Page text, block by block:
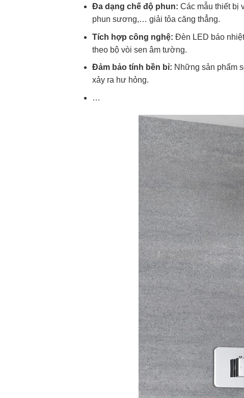
Đa dạng chế độ phun: Các mẫu thiết bị
phun sương,… giải tỏa căng thẳng.
Tích hợp công nghệ: Đèn LED báo
theo bộ vòi sen âm tường.
Đảm bảo tính bền bỉ: Những sản phẩm
xảy ra hư hỏng.
…